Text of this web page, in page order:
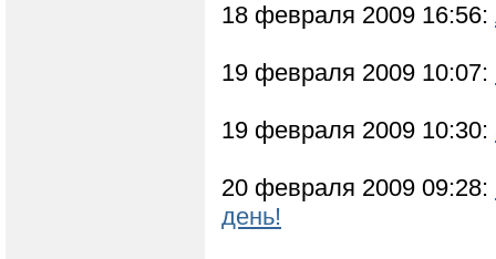
18 февраля 2009 16:56:
19 февраля 2009 10:07:
19 февраля 2009 10:30:
20 февраля 2009 09:28:
день!